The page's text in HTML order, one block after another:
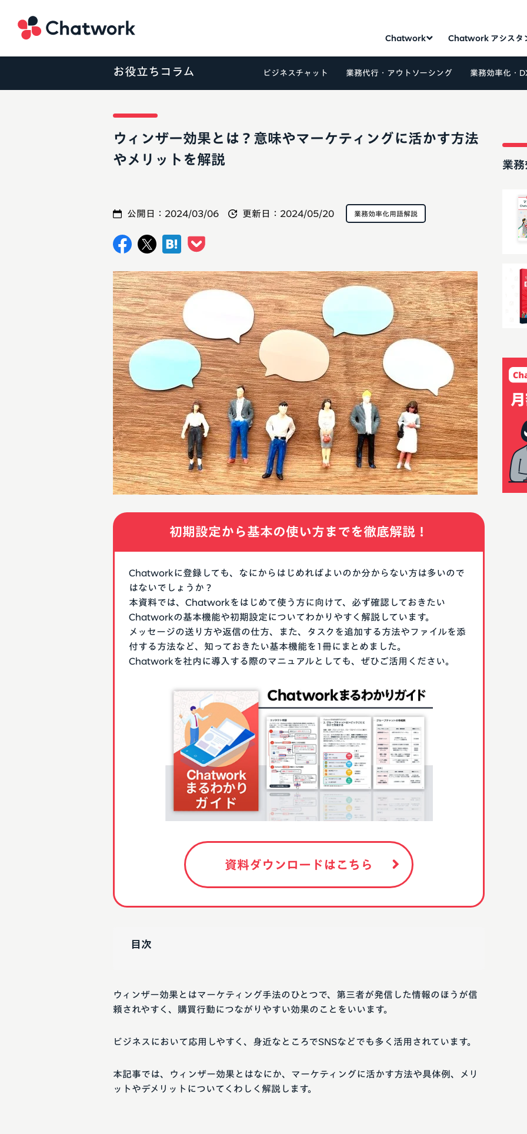
Chatwork Chatwork アシスタ
お役立ちコラム ビジネスチャット 業務代行・アウトソーシング 業務効率化・
ウィンザー効果とは？意味やマーケティングに活かす方法
やメリットを解説
公開日： 2024/03/06 更新日： 2024/05/20 業務効率化用語解説
初期設定から基本の使い方までを徹底解説！
Chatworkに登録しても、なにからはじめればよいのか分からない方は多いので
はないでしょうか？
本資料では、Chatworkをはじめて使う方に向けて、必ず確認しておきたい
Chatworkの基本機能や初期設定についてわかりやすく解説しています。
メッセージの送り方や返信の仕方、また、タスクを追加する方法やファイルを添
付する方法など、知っておきたい基本機能を1冊にまとめました。
Chatworkを社内に導入する際のマニュアルとしても、ぜひご活用ください。
資料ダウンロードはこちら
目次
ウィンザー効果とはマーケティング手法のひとつで、第三者が発信した情報のほうが信
頼されやすく、購買行動につながりやすい効果のことをいいます。
ビジネスにおいて応用しやすく、身近なところでSNSなどでも多く活用されています。
本記事では、ウィンザー効果とはなにか、マーケティングに活かす方法や具体例、メリ
ットやデメリットについてくわしく解説します。
業